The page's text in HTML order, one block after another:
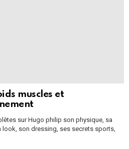
muscles et
sur Hugo philip son physique, sa
son dressing, ses secrets sports,